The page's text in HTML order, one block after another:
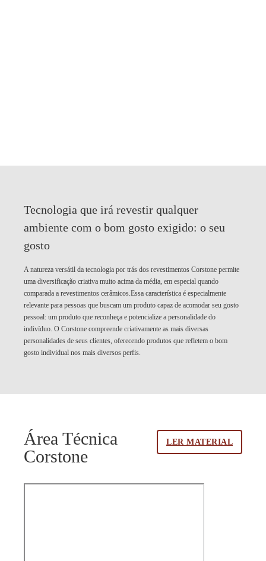
Tecnologia que irá revestir qualquer
ambiente com o bom gosto exigido: o seu
gosto
A natureza versátil da tecnologia por trás dos revestimentos Corstone permite
uma diversificação criativa muito acima da média, em especial quando
comparada a revestimentos cerâmicos.Essa característica é especialmente
relevante para pessoas que buscam um produto capaz de acomodar seu gosto
pessoal: um produto que reconheça e potencialize a personalidade do
indivíduo. O Corstone compreende criativamente as mais diversas
personalidades de seus clientes, oferecendo produtos que refletem o bom
gosto individual nos mais diversos perfis.
Área Técnica
Corstone
LER MATERIAL